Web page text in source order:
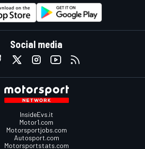
Social media
InsideEvs.it
Motor1.com
Motorsportjobs.com
Autosport.com
Motorsportstats.com